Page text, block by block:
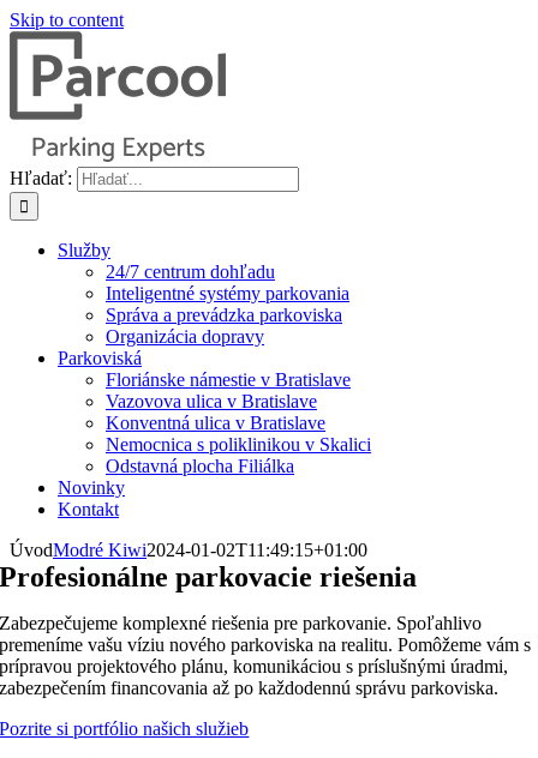
Skip to content
Hľadať:
Služby
24/7 centrum dohľadu
Inteligentné systémy parkovania
Správa a prevádzka parkoviska
Organizácia dopravy
Parkoviská
Floriánske námestie v Bratislave
Vazovova ulica v Bratislave
Konventná ulica v Bratislave
Nemocnica s poliklinikou v Skalici
Odstavná plocha Filiálka
Novinky
Kontakt
ÚvodModré Kiwi2024-01-02T11:49:15+01:00
Profesionálne parkovacie riešenia
Zabezpečujeme komplexné riešenia pre parkovanie. Spoľahlivo
premeníme vašu víziu nového parkoviska na realitu. Pomôžeme vám s
prípravou projektového plánu, komunikáciou s príslušnými úradmi,
zabezpečením financovania až po každodennú správu parkoviska.
Pozrite si portfólio našich služieb